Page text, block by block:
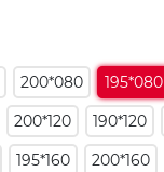
200*080 195*080
200*120 190*120
195*160 200*160